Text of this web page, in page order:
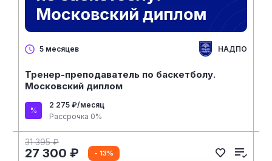
5 месяцев НАДПО
Тренер-преподаватель по баскетболу.
Московский диплом
2 275 ₽/месяц
Рассрочка 0%
31 395 ₽
27 300 ₽ - 13%